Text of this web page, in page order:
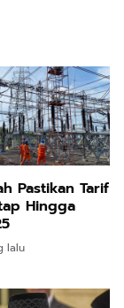
Pastikan Tarif
Hingga
lalu